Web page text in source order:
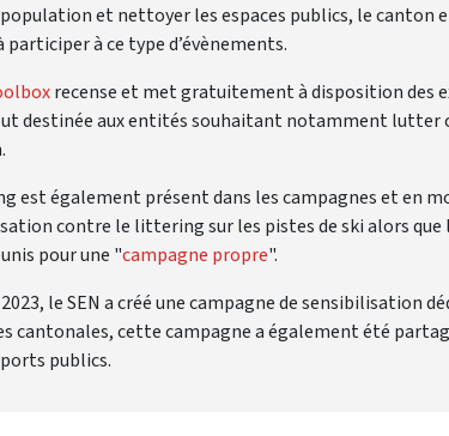
et nettoyer les espaces publics, le canton
à ce type d’évènements.
recense et met gratuitement à disposition des
destinée aux entités souhaitant notamment lutter
est également présent dans les campagnes et en
contre le littering sur les pistes de ski alors que
pour une "campagne propre".
le SEN a créé une campagne de sensibilisation
cantonales, cette campagne a également été
publics.